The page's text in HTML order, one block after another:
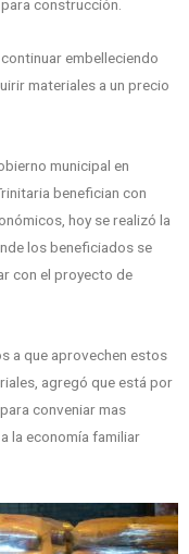
construcción.
embelleciendo
materiales a un precio
municipal en
benefician con
hoy se realizó la
los beneficiados se
con el proyecto de
a que aprovechen estos
agregó que está por
conveniar mas
la economía familiar